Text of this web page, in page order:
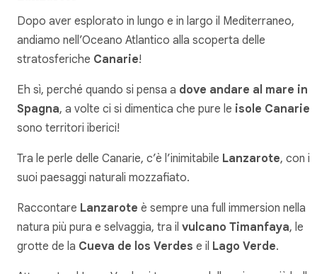
Dopo aver esplorato in lungo e in largo il Mediterraneo,
andiamo nell’Oceano Atlantico alla scoperta delle
stratosferiche Canarie!
Eh sì, perché quando si pensa a dove andare al mare in
Spagna, a volte ci si dimentica che pure le isole Canarie
sono territori iberici!
Tra le perle delle Canarie, c’è l’inimitabile Lanzarote, con i
suoi paesaggi naturali mozzafiato.
Raccontare Lanzarote è sempre una full immersion nella
natura più pura e selvaggia, tra il vulcano Timanfaya, le
grotte de la Cueva de los Verdes e il Lago Verde.